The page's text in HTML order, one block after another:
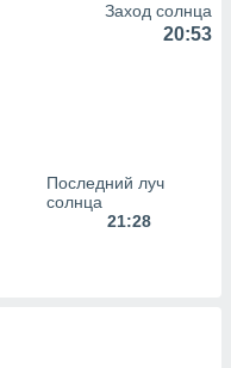
Заход солнца
20:53
Последний луч
солнца
21:28